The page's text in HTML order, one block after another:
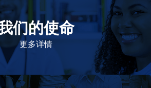
们的使命
更多详情
于提高患者的生命健康和质量